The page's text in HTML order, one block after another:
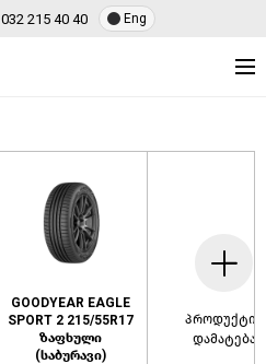
032 215 40 40 Eng
GOODYEAR EAGLE
SPORT 2 215/55R17
ზაფხული
(საბურავი)
პროდუქტის
დამატება